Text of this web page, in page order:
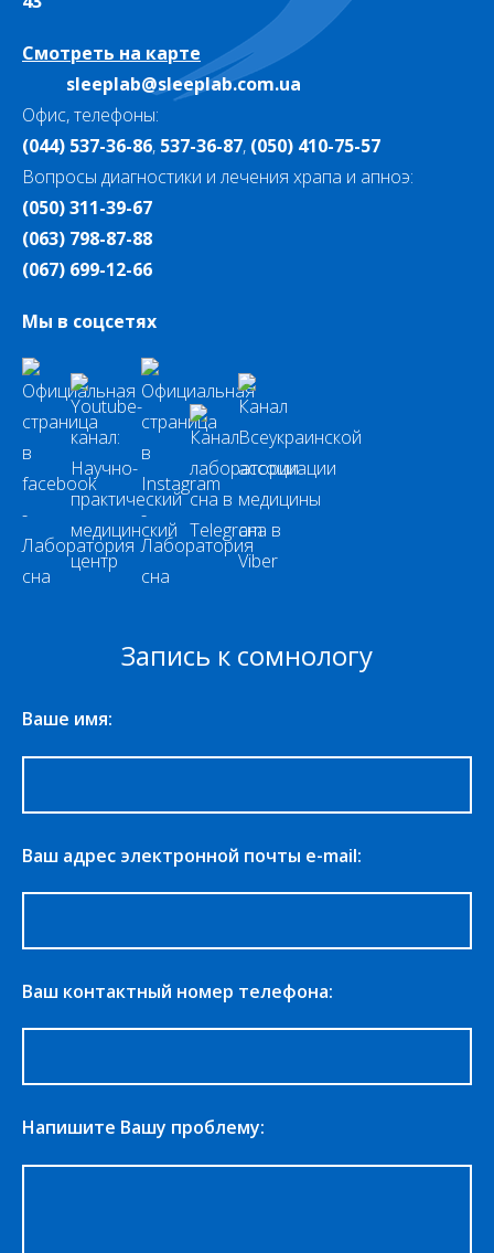
Смотреть на карте
sleeplab@sleeplab.com.ua
Офис, телефоны:
(044) 537-36-86, 537-36-87, (050) 410-75-57
Вопросы диагностики и лечения храпа и апноэ:
(050) 311-39-67
(063) 798-87-88
(067) 699-12-66
Мы в соцсетях
Запись к сомнологу
Ваше имя:
Ваш адрес электронной почты e-mail:
Ваш контактный номер телефона:
Напишите Вашу проблему: